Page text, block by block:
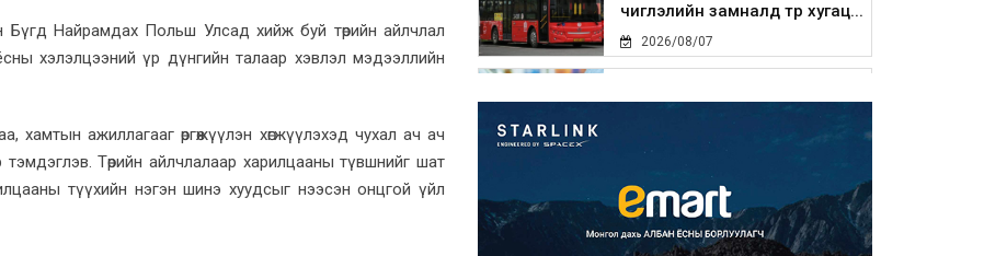
Бүгд Найрамдах Польш Улсад хийж буй төрийн айлчлал
хэлэлцээний үр дүнгийн талаар хэвлэл мэдээллийн
ажиллагааг өргөжүүлэн хөгжүүлэхэд чухал ач ач
Төрийн айлчлалаар харилцааны түвшнийг шат
түүхийн нэгэн шинэ хуудсыг нээсэн онцгой үйл
чиглэлийн замналд түр хугац...
2026/08/07
2026/08/07
Улаанбаатарт өдөртөө 30 хэм
дулаан